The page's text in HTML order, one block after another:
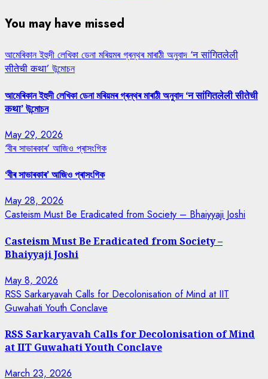
You may have missed
আমেৰিকান ইহুদী লেখিকা ডেনা মৰিয়মৰ গ্ৰন্থৰ মাৰাঠী অনুবাদ ‘न सांगितलेली
सीतेची कथा’ উন্মোচন
আমেৰিকান ইহুদী লেখিকা ডেনা মৰিয়মৰ গ্ৰন্থৰ মাৰাঠী অনুবাদ ‘न सांगितलेली सीतेची
कथा’ উন্মোচন
May 29, 2026
‘বীৰ সাভাৰকাৰ’ আজিও প্ৰাসংগিক
‘বীৰ সাভাৰকাৰ’ আজিও প্ৰাসংগিক
May 28, 2026
Casteism Must Be Eradicated from Society – Bhaiyyaji Joshi
Casteism Must Be Eradicated from Society –
Bhaiyyaji Joshi
May 8, 2026
RSS Sarkaryavah Calls for Decolonisation of Mind at IIT
Guwahati Youth Conclave
RSS Sarkaryavah Calls for Decolonisation of Mind
at IIT Guwahati Youth Conclave
March 23, 2026